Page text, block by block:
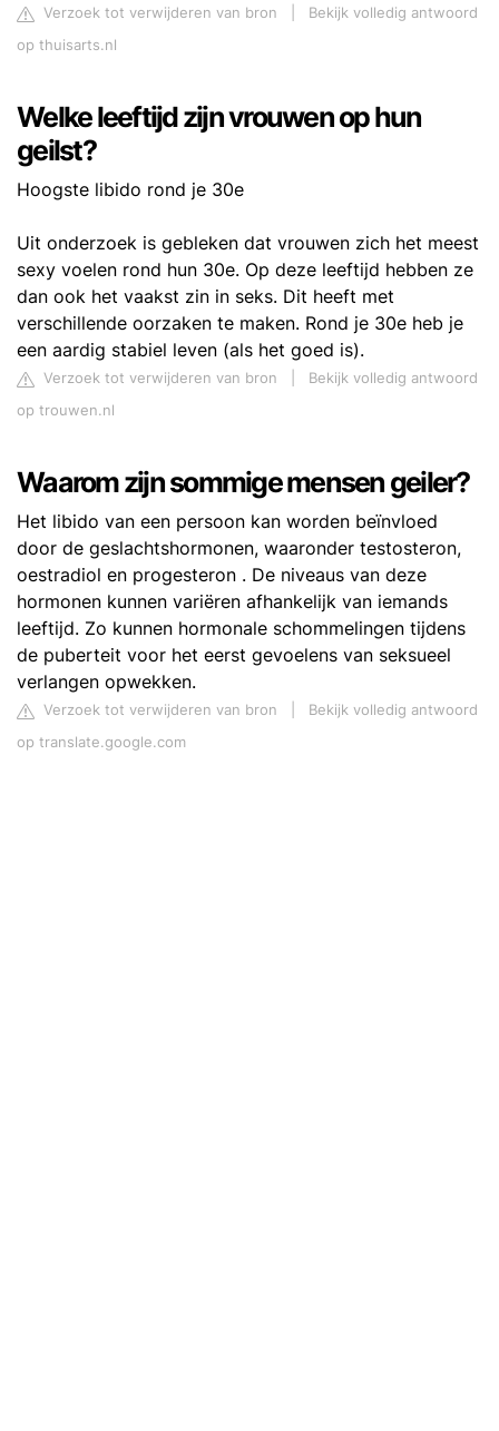
Verzoek tot verwijderen van bron
Bekijk volledig antwoord
op thuisarts.nl
Welke leeftijd zijn vrouwen op hun
geilst?
Hoogste libido rond je 30e
Uit onderzoek is gebleken dat vrouwen zich het meest
sexy voelen rond hun 30e. Op deze leeftijd hebben ze
dan ook het vaakst zin in seks. Dit heeft met
verschillende oorzaken te maken. Rond je 30e heb je
een aardig stabiel leven (als het goed is).
Verzoek tot verwijderen van bron
Bekijk volledig antwoord
op trouwen.nl
Waarom zijn sommige mensen geiler?
Het libido van een persoon kan worden beïnvloed
door de geslachtshormonen, waaronder testosteron,
oestradiol en progesteron . De niveaus van deze
hormonen kunnen variëren afhankelijk van iemands
leeftijd. Zo kunnen hormonale schommelingen tijdens
de puberteit voor het eerst gevoelens van seksueel
verlangen opwekken.
Verzoek tot verwijderen van bron
Bekijk volledig antwoord
op translate.google.com